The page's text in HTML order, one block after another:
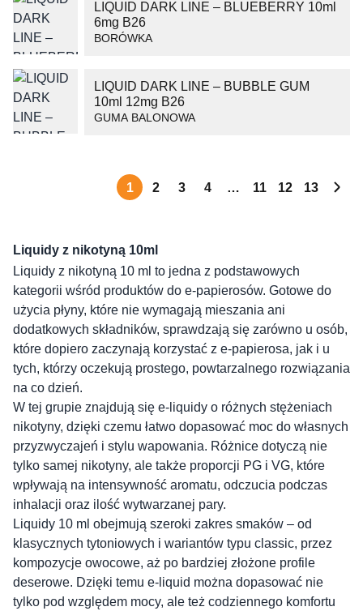
LIQUID DARK LINE – BLUEBERRY 10ml
6mg B26
BORÓWKA
LIQUID DARK LINE – BUBBLE GUM
10ml 12mg B26
GUMA BALONOWA
1 2 3 4 … 11 12 13
Liquidy z nikotyną 10ml
Liquidy z nikotyną 10 ml to jedna z podstawowych
kategorii wśród produktów do e-papierosów. Gotowe do
użycia płyny, które nie wymagają mieszania ani
dodatkowych składników, sprawdzają się zarówno u osób,
które dopiero zaczynają korzystać z e-papierosa, jak i u
tych, którzy oczekują prostego, powtarzalnego rozwiązania
na co dzień.
W tej grupie znajdują się e-liquidy o różnych stężeniach
nikotyny, dzięki czemu łatwo dopasować moc do własnych
przyzwyczajeń i stylu wapowania. Różnice dotyczą nie
tylko samej nikotyny, ale także proporcji PG i VG, które
wpływają na intensywność aromatu, odczucia podczas
inhalacji oraz ilość wytwarzanej pary.
Liquidy 10 ml obejmują szeroki zakres smaków – od
klasycznych tytoniowych i wariantów typu classic, przez
kompozycje owocowe, aż po bardziej złożone profile
deserowe. Dzięki temu e-liquid można dopasować nie
tylko pod względem mocy, ale też codziennego komfortu